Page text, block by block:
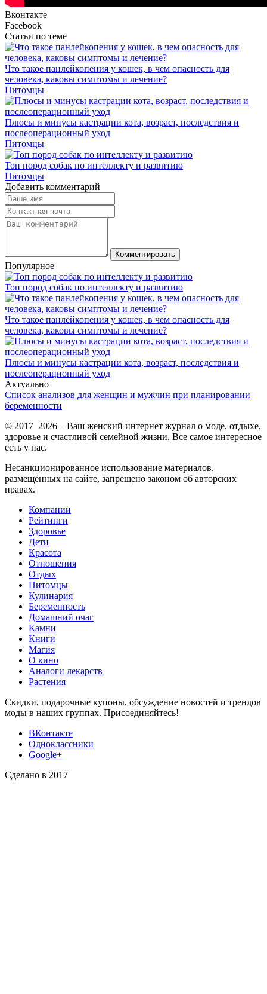
Вконтакте
Facebook
Статьи по теме
Что такое панлейкопения у кошек, в чем опасность для
человека, каковы симптомы и лечение?
Питомцы
Плюсы и минусы кастрации кота, возраст, последствия и
послеоперационный уход
Питомцы
Топ пород собак по интеллекту и развитию
Питомцы
Добавить комментарий
Комментировать
Популярное
Топ пород собак по интеллекту и развитию
Что такое панлейкопения у кошек, в чем опасность для
человека, каковы симптомы и лечение?
Плюсы и минусы кастрации кота, возраст, последствия и
послеоперационный уход
Актуально
Список анализов для женщин и мужчин при планировании
беременности
© 2017–2026 – Ваш женский интернет журнал о моде, отдыхе,
здоровье и счастливой семейной жизни. Все самое интересное
есть у нас.
Несанкционированное использование материалов,
размещённых на сайте, запрещено законом об авторских
правах.
Компании
Рейтинги
Здоровье
Дети
Красота
Отношения
Отдых
Питомцы
Кулинария
Беременность
Домашний очаг
Камни
Книги
Магия
О кино
Аналоги лекарств
Растения
Скидки, подарочные купоны, обсуждение новостей и трендов
моды в наших группах. Присоединяйтесь!
ВКонтакте
Одноклассники
Google+
Сделано в 2017